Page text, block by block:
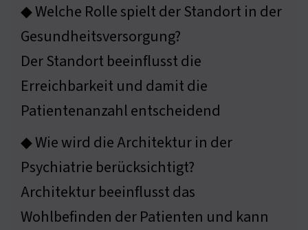
◆ Welche Rolle spielt der Standort in der
Gesundheitsversorgung?
Der Standort beeinflusst die
Erreichbarkeit und damit die
Patientenanzahl entscheidend
◆ Wie wird die Architektur in der
Psychiatrie berücksichtigt?
Architektur beeinflusst das
Wohlbefinden der Patienten und kann